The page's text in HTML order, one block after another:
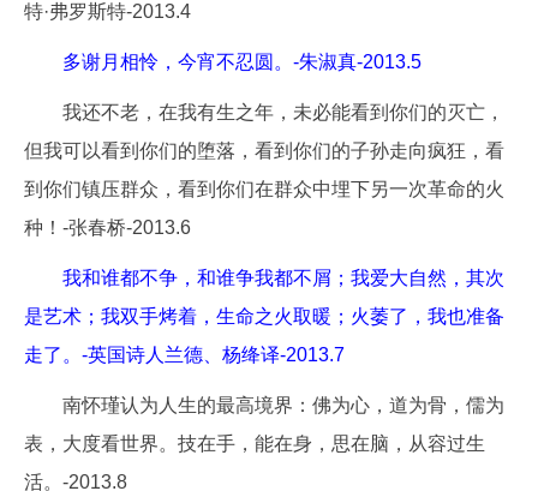
特·弗罗斯特-2013.4
多谢月相怜，今宵不忍圆。-朱淑真-2013.5
我还不老，在我有生之年，未必能看到你们的灭亡，
但我可以看到你们的堕落，看到你们的子孙走向疯狂，看
到你们镇压群众，看到你们在群众中埋下另一次革命的火
种！-张春桥-2013.6
我和谁都不争，和谁争我都不屑；我爱大自然，其次
是艺术；我双手烤着，生命之火取暖；火萎了，我也准备
走了。-英国诗人兰德、杨绛译-2013.7
南怀瑾认为人生的最高境界：佛为心，道为骨，儒为
表，大度看世界。技在手，能在身，思在脑，从容过生
活。-2013.8